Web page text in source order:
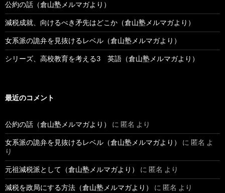
公約の話（倉山塾メルマガより）
減税成就、向けるべき矛先はどこか（倉山塾メルマガより）
女系派の詭弁を見抜けるレベル（倉山塾メルマガより）
シリーズ、高校教育を考える3 英語（倉山塾メルマガより）
最近のコメント
公約の話（倉山塾メルマガより） に 匿名 より
女系派の詭弁を見抜けるレベル（倉山塾メルマガより） に 匿名 よ
り
元祖減税派として（倉山塾メルマガより） に 匿名 より
減税を政局にする方法（倉山塾メルマガより） に 匿名 より